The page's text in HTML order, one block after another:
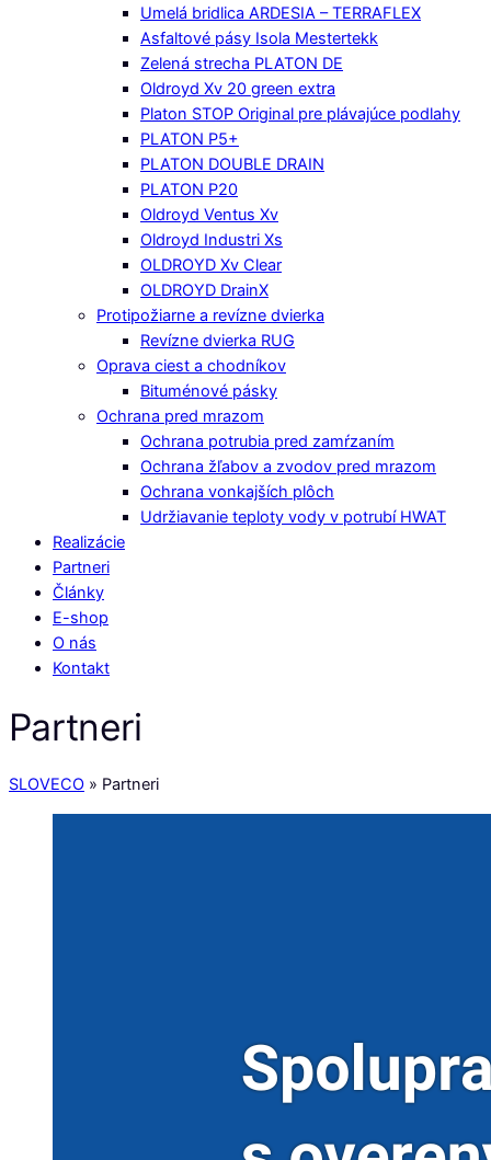
Umelá bridlica ARDESIA – TERRAFLEX
Asfaltové pásy Isola Mestertekk
Zelená strecha PLATON DE
Oldroyd Xv 20 green extra
Platon STOP Original pre plávajúce podlahy
PLATON P5+
PLATON DOUBLE DRAIN
PLATON P20
Oldroyd Ventus Xv
Oldroyd Industri Xs
OLDROYD Xv Clear
OLDROYD DrainX
Protipožiarne a revízne dvierka
Revízne dvierka RUG
Oprava ciest a chodníkov
Bituménové pásky
Ochrana pred mrazom
Ochrana potrubia pred zamŕzaním
Ochrana žľabov a zvodov pred mrazom
Ochrana vonkajších plôch
Udržiavanie teploty vody v potrubí HWAT
Realizácie
Partneri
Články
E-shop
O nás
Kontakt
Partneri
SLOVECO » Partneri